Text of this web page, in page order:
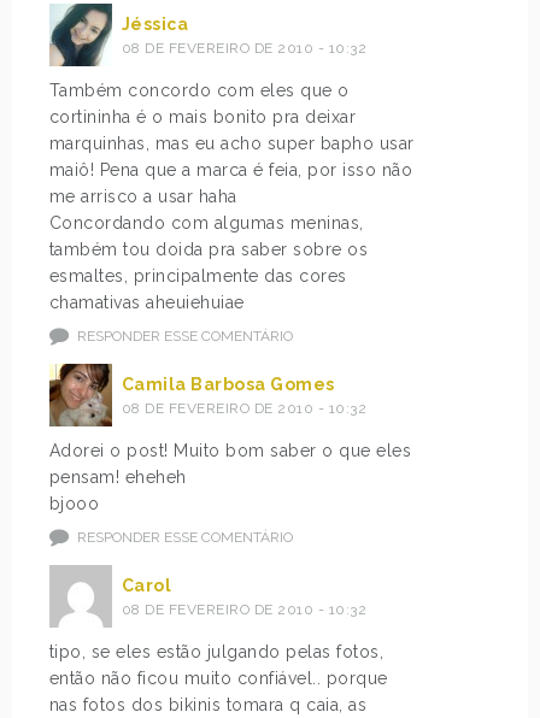
Jéssica
08 DE FEVEREIRO DE 2010 - 10:32
Também concordo com eles que o
cortininha é o mais bonito pra deixar
marquinhas, mas eu acho super bapho usar
maiô! Pena que a marca é feia, por isso não
me arrisco a usar haha
Concordando com algumas meninas,
também tou doida pra saber sobre os
esmaltes, principalmente das cores
chamativas aheuiehuiae
RESPONDER ESSE COMENTÁRIO
Camila Barbosa Gomes
08 DE FEVEREIRO DE 2010 - 10:32
Adorei o post! Muito bom saber o que eles
pensam! eheheh
bjooo
RESPONDER ESSE COMENTÁRIO
Carol
08 DE FEVEREIRO DE 2010 - 10:32
tipo, se eles estão julgando pelas fotos,
então não ficou muito confiável.. porque
nas fotos dos bikinis tomara q caia, as